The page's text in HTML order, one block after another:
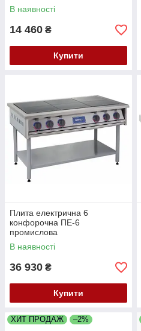
В наявності
14 460 ₴
Купити
Плита електрична 6
конфорочна ПЕ-6
промислова
В наявності
36 930 ₴
Купити
ХИТ ПРОДАЖ –2%